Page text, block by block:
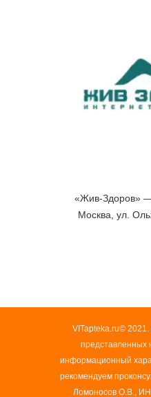
«Жив-Здоров» —
Москва, ул.
VITapteka.ru©
представленных
информационный
рекомендуем
Ломоносов О.В.,